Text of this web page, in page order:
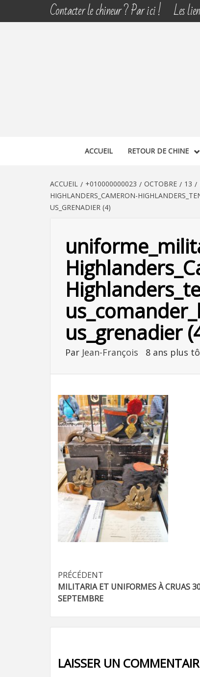
Contacter le chineur ? Par ici ! Les
ACCUEIL RETOUR DE CHINE
ACCUEIL +010000000023 OCTOBRE 13
HIGHLANDERS_CAMERON-
US_GRENADIER (4)
us_grenadier
Par Jean-François 8 ans plus
Navigation
d’article
PRÉCÉDENT
MILITARIA ET UNIFORMES À CRUAS
SEPTEMBRE
LAISSER UN